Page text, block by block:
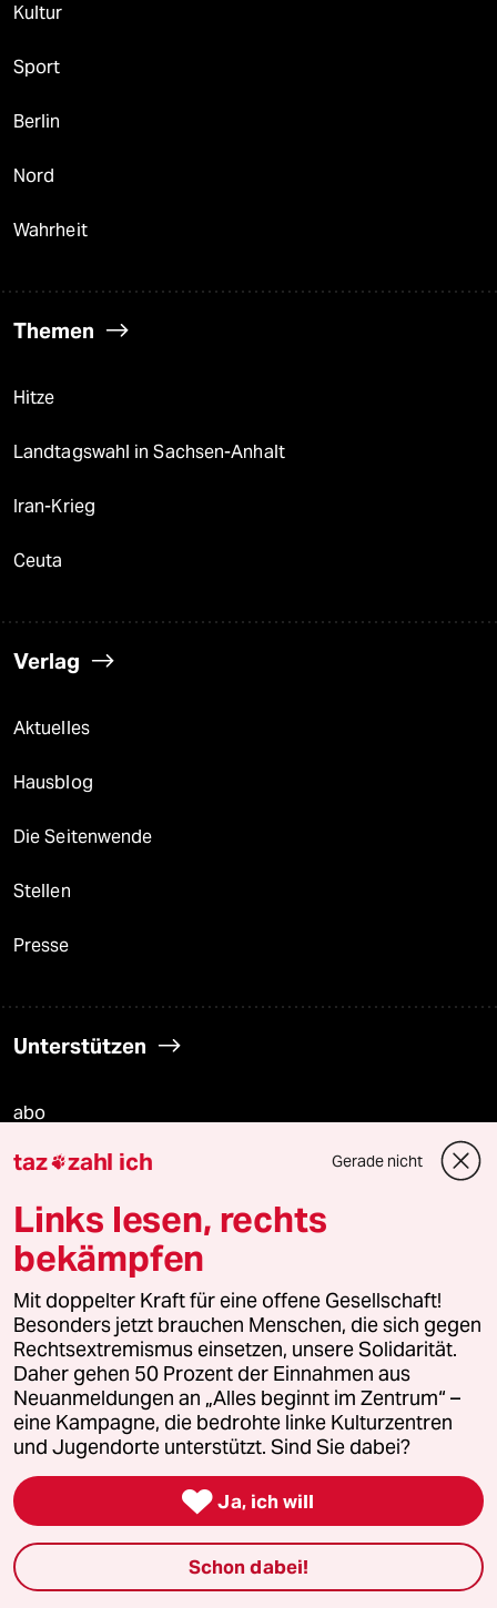
Kultur
Sport
Berlin
Nord
Wahrheit
Themen
Hitze
Landtagswahl in Sachsen-Anhalt
Iran-Krieg
Ceuta
Verlag
Aktuelles
Hausblog
Die Seitenwende
Stellen
Presse
Unterstützen
abo
genossenschaft
taz zahl ich
recherchefonds ausland
panterstiftung
panterpreis 2026
Podcast
bundestalk
taz zahl ich Gerade nicht
Links lesen, rechts
bekämpfen
Mit doppelter Kraft für eine offene Gesellschaft!
Besonders jetzt brauchen Menschen, die sich gegen
Rechtsextremismus einsetzen, unsere Solidarität.
Daher gehen 50 Prozent der Einnahmen aus
Neuanmeldungen an „Alles beginnt im Zentrum“ –
eine Kampagne, die bedrohte linke Kulturzentren
und Jugendorte unterstützt. Sind Sie dabei?
 Ja, ich will
Schon dabei!